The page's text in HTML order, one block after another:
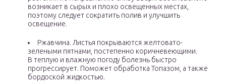
возникает в сырых и плохо освещенных местах,
поэтому следует сократить полив и улучшить
освещение.
Ржавчина. Листья покрываются желтовато-
зелеными пятнами, постепенно коричневеющими.
В теплую и влажную погоду болезнь быстро
прогрессирует. Поможет обработка Топазом, а также
бордоской жидкостью.